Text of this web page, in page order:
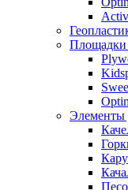
Площадки
Элементы